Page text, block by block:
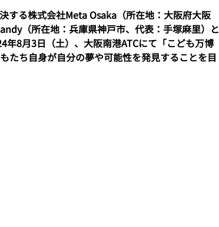
する株式会社Meta Osaka（所在地：大阪府大阪
（所在地：兵庫県神戸市、代表：手塚麻里）と
8月3日（土）、大阪南港ATCにて「こども万博
たち自身が自分の夢や可能性を発見することを目